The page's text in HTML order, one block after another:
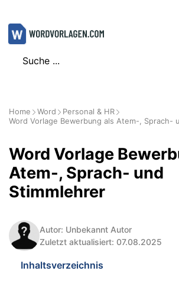
Zum
Inhalt
Home Word
Personal & HR
Word Vorlage Bewerbung als Atem-, Sprach-
Word Vorlage
Atem-, Sprach- und
Stimmlehrer
Autor: Unbekannt Autor
Zuletzt aktualisiert: 07.08.2025
Inhaltsverzeichnis